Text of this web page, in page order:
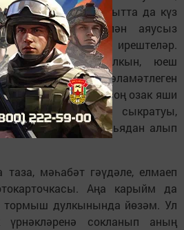
бүтән бервакытта да күз
дошман белән аяусыз
алу бәхетенә ирештеләр.
кичерү, салкын, юеш
яту әтиемнең сәламәтлеген
Ул сугыштан соң озак яши
йөрәкне сыкратуы,
аны якты дөньядан алып
мәһабәт гәүдәле, елмаеп
Аңа карыйм да
тормыш дулкынында йөзәм. Ул
үрнәкләренә сокланып аның